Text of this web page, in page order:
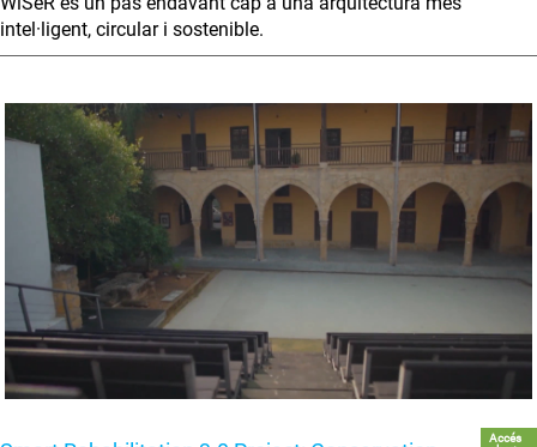
intel·ligent, circular i sostenible.
Accés